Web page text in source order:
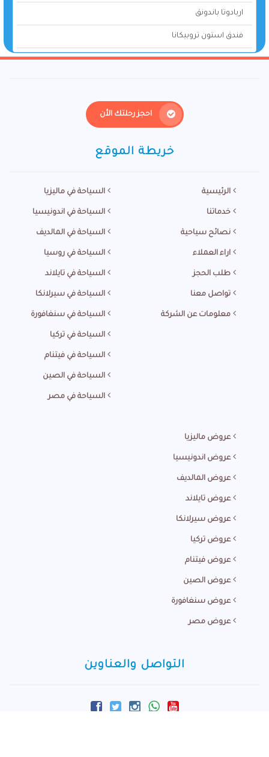
اريادوتا باندونق
فندق استون تروبيكانا
احجز رحلتك الأن
خريطة الموقع
الرئيسية
خدماتنا
نصائح سياحية
اراء العملاء
طلب الحجز
تواصل معنا
معلومات عن الشركة
السياحة في ماليزيا
السياحة في اندونيسيا
السياحة في المالديف
السياحة في روسيا
السياحة في تايلاند
السياحة في سيرلانكا
السياحة في سنغافورة
السياحة في تركيا
السياحة في فيتنام
السياحة في الصين
السياحة في مصر
عروض ماليزيا
عروض اندونيسيا
عروض المالديف
عروض تايلاند
عروض سيرلانكا
عروض تركيا
عروض فيتنام
عروض الصين
عروض سنغافورة
عروض مصر
التواصل والعناوين